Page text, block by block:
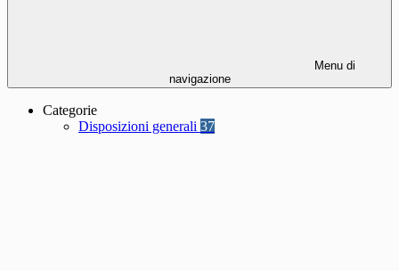
Menu di
navigazione
Categorie
Disposizioni generali 37